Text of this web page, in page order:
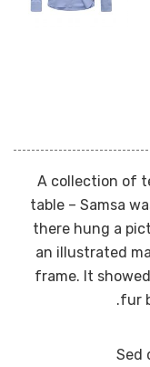
A collection of
table – Samsa
there hung a
an illustrated
frame. It
fur
Sed